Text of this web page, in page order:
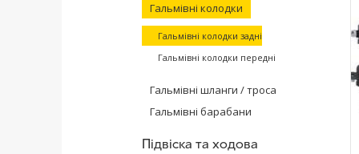
Гальмівні колодки
Гальмівні колодки задні
Гальмівні колодки передні
Гальмівні шланги / троса
Гальмівні барабани
Підвіска та ходова